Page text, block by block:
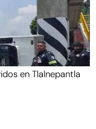
en Tlalnepantla